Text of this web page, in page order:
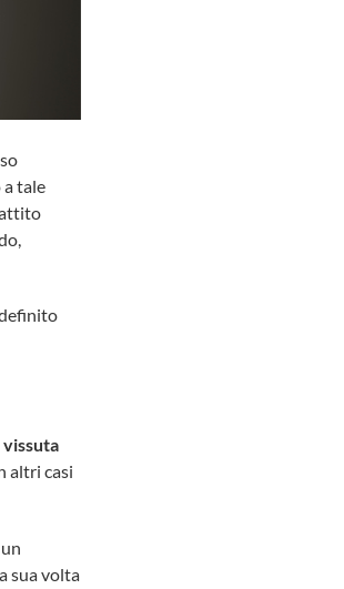
a tale
vissuta
altri casi
sua volta